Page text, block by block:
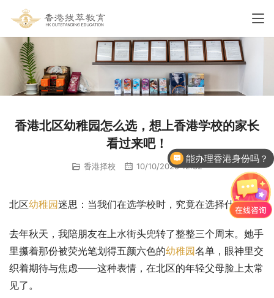
香港北区幼稚园怎么选，想上香港学校的家长
看过来吧！
香港择校 10/10/2025 12:32
北区幼稚园迷思：当我们在选学校时，究竟在选择什么？
去年秋天，我陪朋友在上水街头兜转了整整三个周末。她手
里攥着那份被荧光笔划得五颜六色的幼稚园名单，眼神里交
织着期待与焦虑——这种表情，在北区的年轻父母脸上太常
见了。
能办理香港身份吗？